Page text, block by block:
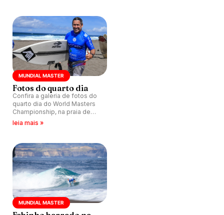
MUNDIAL MASTER
Fotos do quarto dia
Confira a galeria de fotos do
quarto dia do World Masters
Championship, na praia de
Santa Barbara, Portugal.
leia mais »
MUNDIAL MASTER